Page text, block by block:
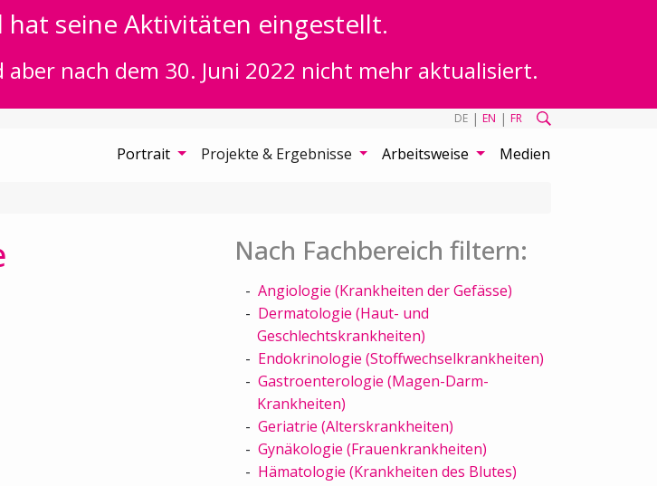
hat seine Aktivitäten eingestellt.
nach dem 30. Juni 2022 nicht mehr aktualisiert.
DE | EN | FR
Portrait Projekte & Ergebnisse Arbeitsweise Medien
Nach Fachbereich filtern:
Angiologie (Krankheiten der Gefässe)
Dermatologie (Haut- und
Geschlechtskrankheiten)
Endokrinologie (Stoffwechselkrankheiten)
Gastroenterologie (Magen-Darm-
Krankheiten)
Geriatrie (Alterskrankheiten)
Gynäkologie (Frauenkrankheiten)
Hämatologie (Krankheiten des Blutes)